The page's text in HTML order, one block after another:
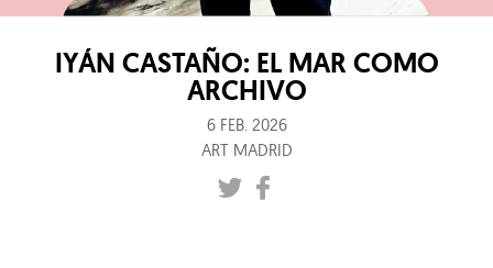
IYÁN CASTAÑO: EL MAR COMO
ARCHIVO
6 FEB. 2026
ART MADRID